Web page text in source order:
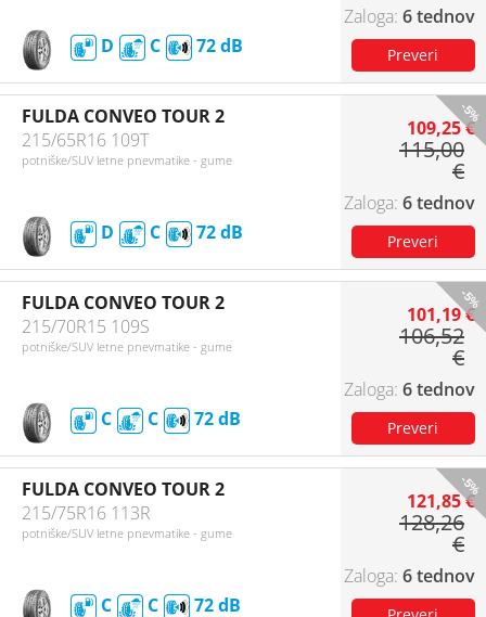
D C 72
6 tednov
-5%
FULDA CONVEO TOUR 2
215/65R16 109T
potniške/SUV letne pnevmatike - gume
D C 72
109,25 €
115,00
€
6 tednov
-5%
FULDA CONVEO TOUR 2
215/70R15 109S
potniške/SUV letne pnevmatike - gume
C C 72
101,19 €
106,52
€
6 tednov
-5%
FULDA CONVEO TOUR 2
215/75R16 113R
potniške/SUV letne pnevmatike - gume
C C 72
121,85 €
128,26
€
6 tednov